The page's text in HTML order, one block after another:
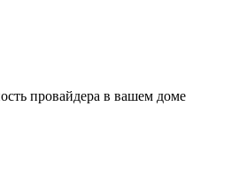
провайдера в вашем доме